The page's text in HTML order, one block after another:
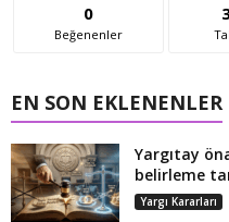
0
Beğenenler
EN SON EKLENENLER
Yargıtay
belirleme
Yargı Kararları